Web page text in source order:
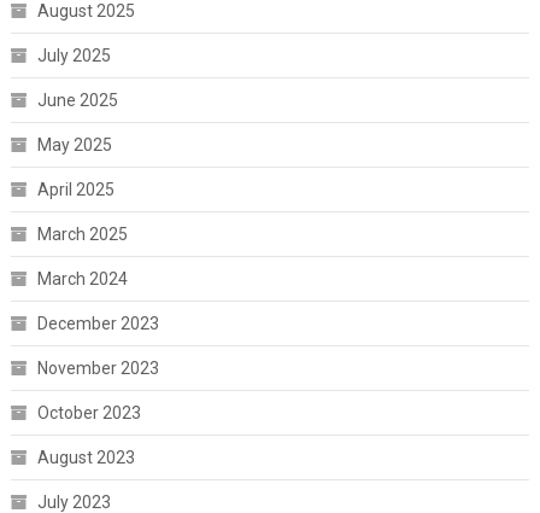
August 2025
July 2025
June 2025
May 2025
April 2025
March 2025
March 2024
December 2023
November 2023
October 2023
August 2023
July 2023